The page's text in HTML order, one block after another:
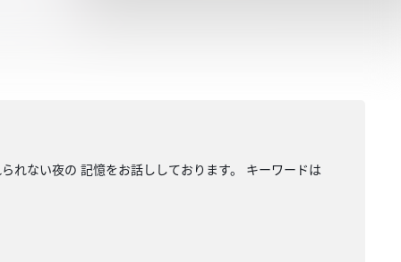
れない夜の 記憶をお話ししております。 キーワードは